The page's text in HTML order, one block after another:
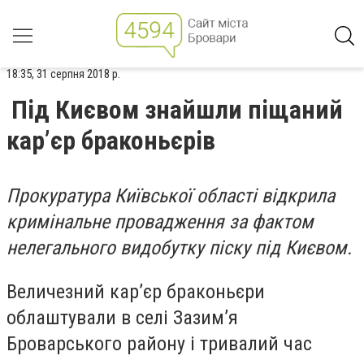
18:35, 31 серпня 2018 р.
Під Києвом знайшли піщаний
кар’єр браконьєрів
Прокуратура Київської області відкрила
кримінальне провадження за фактом
нелегального видобутку піску під Києвом.
Величезний кар’єр браконьєри
облаштували в селі Зазим’я
Броварського району і тривалий час